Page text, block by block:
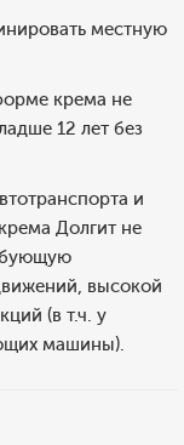
местную
крема не
12 лет без
и
Долгит не
высокой
(в т.ч. у
машины).